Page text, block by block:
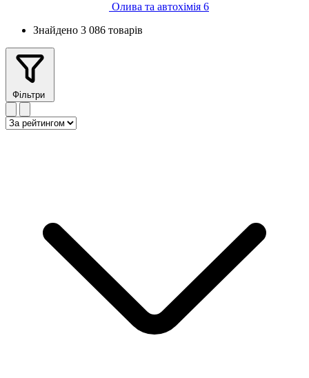
Олива та автохімія 6
Знайдено 3 086 товарів
Фільтри